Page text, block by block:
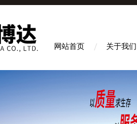
网站首页 关于我们